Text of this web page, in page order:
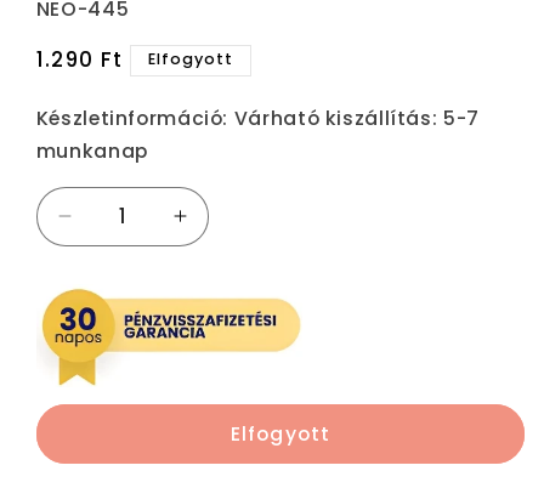
Termékváltozat:
NEO-445
Normál
1.290 Ft Elfogyott
Készletinformáció: Várható kiszállítás: 5-7
munkanap
TOOLS
PH0X75mm
25
garanciával
mennyiségének
NEO
TOOLS
PH0X75mm
25
év
mennyiségének
Elfogyott